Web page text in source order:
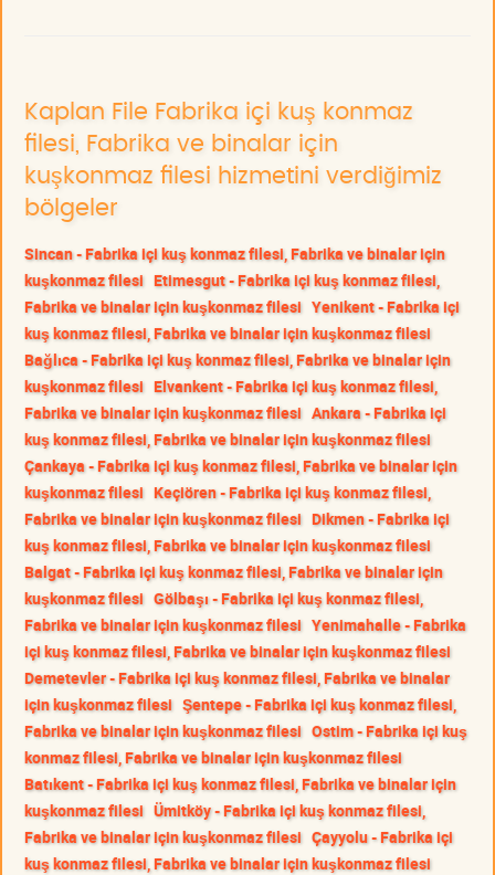
Kaplan File Fabrika içi kuş konmaz
filesi, Fabrika ve binalar için
kuşkonmaz filesi hizmetini verdiğimiz
bölgeler
Sincan - Fabrika içi kuş konmaz filesi, Fabrika ve binalar için
kuşkonmaz filesi Etimesgut - Fabrika içi kuş konmaz filesi,
Fabrika ve binalar için kuşkonmaz filesi Yenikent - Fabrika içi
kuş konmaz filesi, Fabrika ve binalar için kuşkonmaz filesi
Bağlıca - Fabrika içi kuş konmaz filesi, Fabrika ve binalar için
kuşkonmaz filesi Elvankent - Fabrika içi kuş konmaz filesi,
Fabrika ve binalar için kuşkonmaz filesi Ankara - Fabrika içi
kuş konmaz filesi, Fabrika ve binalar için kuşkonmaz filesi
Çankaya - Fabrika içi kuş konmaz filesi, Fabrika ve binalar için
kuşkonmaz filesi Keçiören - Fabrika içi kuş konmaz filesi,
Fabrika ve binalar için kuşkonmaz filesi Dikmen - Fabrika içi
kuş konmaz filesi, Fabrika ve binalar için kuşkonmaz filesi
Balgat - Fabrika içi kuş konmaz filesi, Fabrika ve binalar için
kuşkonmaz filesi Gölbaşı - Fabrika içi kuş konmaz filesi,
Fabrika ve binalar için kuşkonmaz filesi Yenimahalle - Fabrika
içi kuş konmaz filesi, Fabrika ve binalar için kuşkonmaz filesi
Demetevler - Fabrika içi kuş konmaz filesi, Fabrika ve binalar
için kuşkonmaz filesi Şentepe - Fabrika içi kuş konmaz filesi,
Fabrika ve binalar için kuşkonmaz filesi Ostim - Fabrika içi kuş
konmaz filesi, Fabrika ve binalar için kuşkonmaz filesi
Batıkent - Fabrika içi kuş konmaz filesi, Fabrika ve binalar için
kuşkonmaz filesi Ümitköy - Fabrika içi kuş konmaz filesi,
Fabrika ve binalar için kuşkonmaz filesi Çayyolu - Fabrika içi
kuş konmaz filesi, Fabrika ve binalar için kuşkonmaz filesi